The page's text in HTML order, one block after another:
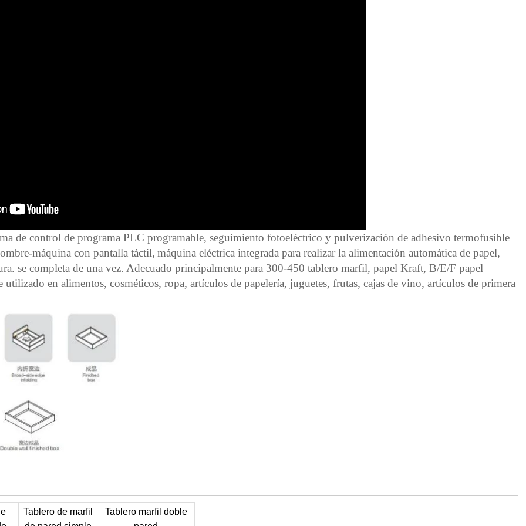
de control de programa PLC programable, seguimiento fotoeléctrico y pulverización de adhesivo termofusible
máquina con pantalla táctil, máquina eléctrica integrada para realizar la alimentación automática de papel,
se completa de una vez. Adecuado principalmente para 300-450 tablero marfil, papel Kraft, B/E/F papel
utilizado en alimentos, cosméticos, ropa, artículos de papelería, juguetes, frutas, cajas de vino, artículos de primera
Tablero de marfil
Tablero marfil doble